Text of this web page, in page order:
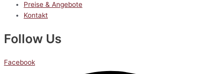
Preise & Angebote
Kontakt
Follow Us
Facebook